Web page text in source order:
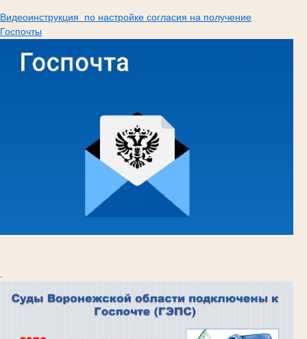
Видеоинструкция по настройке согласия на получение
Госпочты